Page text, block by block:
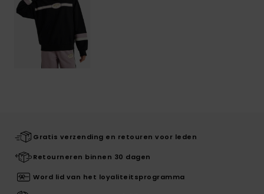
Gratis verzending en retouren voor leden
Retourneren binnen 30 dagen
Word lid van het loyaliteitsprogramma